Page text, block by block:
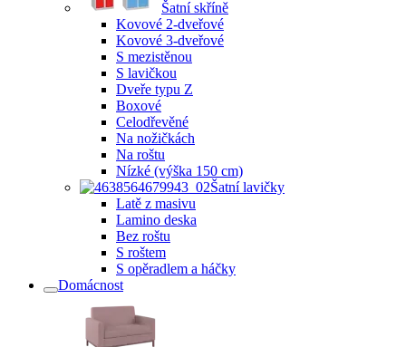
Šatní skříně
Kovové 2-dveřové
Kovové 3-dveřové
S mezistěnou
S lavičkou
Dveře typu Z
Boxové
Celodřevěné
Na nožičkách
Na roštu
Nízké (výška 150 cm)
Šatní lavičky
Latě z masivu
Lamino deska
Bez roštu
S roštem
S opěradlem a háčky
Domácnost